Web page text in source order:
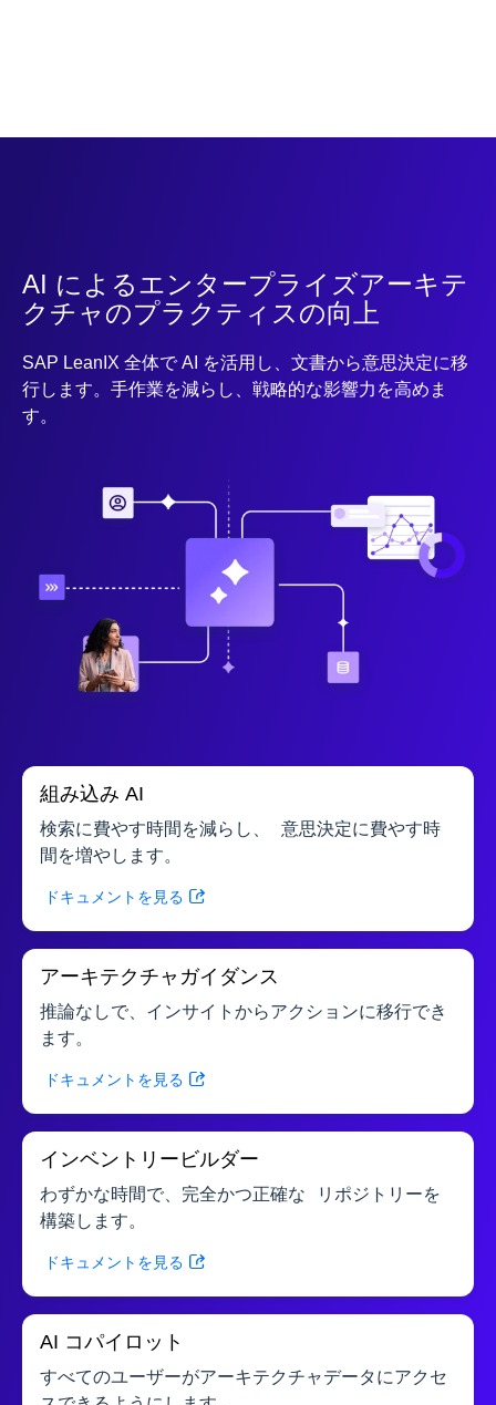
AI によるエンタープライズアーキテ
クチャのプラクティスの向上
SAP LeanIX 全体で AI を活用し、文書から意思決定に移
行します。手作業を減らし、戦略的な影響力を高めま
す。
組み込み AI
検索に費やす時間を減らし、 意思決定に費やす時
間を増やします。
ドキュメントを見る
アーキテクチャガイダンス
推論なしで、インサイトからアクションに移行でき
ます。
ドキュメントを見る
インベントリービルダー
わずかな時間で、完全かつ正確な リポジトリーを
構築します。
ドキュメントを見る
AI コパイロット
すべてのユーザーがアーキテクチャデータにアクセ